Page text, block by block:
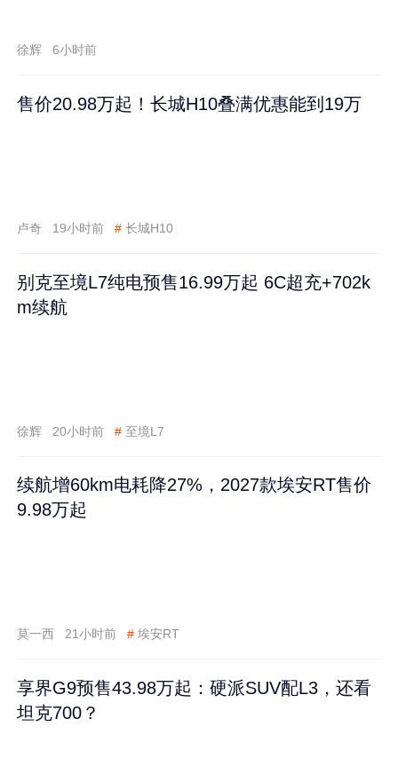
徐辉 6小时前
售价20.98万起！长城H10叠满优惠能到19万
卢奇 19小时前 # 长城H10
别克至境L7纯电预售16.99万起 6C超充+702k
m续航
徐辉 20小时前 # 至境L7
续航增60km电耗降27%，2027款埃安RT售价
9.98万起
莫一西 21小时前 # 埃安RT
享界G9预售43.98万起：硬派SUV配L3，还看
坦克700？